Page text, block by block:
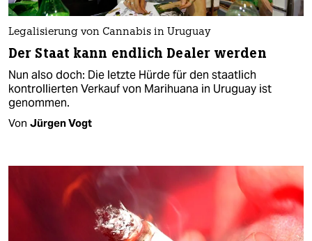
Legalisierung von Cannabis in Uruguay
Der Staat kann endlich Dealer werden
Nun also doch: Die letzte Hürde für den staatlich
kontrollierten Verkauf von Marihuana in Uruguay ist
genommen.
Von Jürgen Vogt